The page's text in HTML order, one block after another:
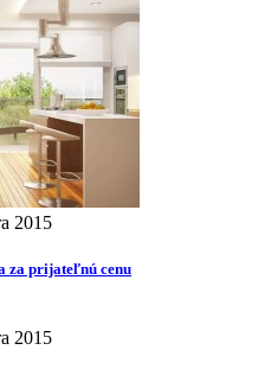
2015
za prijateľnú cenu
2015